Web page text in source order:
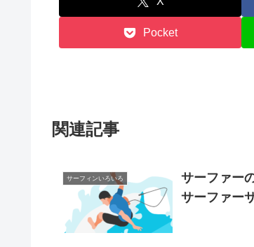
Pocket
関連記事
サーフィンいろいろ
サーファー
サーファー